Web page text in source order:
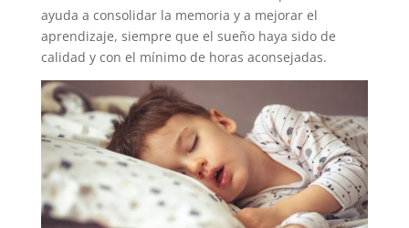
ayuda a consolidar la memoria y a mejorar el
aprendizaje, siempre que el sueño haya sido de
calidad y con el mínimo de horas aconsejadas.